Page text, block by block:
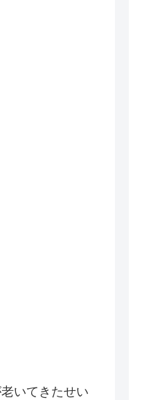
いてきたせい